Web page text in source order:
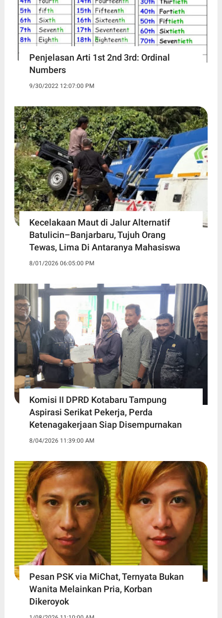
Penjelasan Arti 1st 2nd 3rd: Ordinal
Numbers
9/30/2022 12:07:00 PM
Kecelakaan Maut di Jalur Alternatif
Batulicin–Banjarbaru, Tujuh Orang
Tewas, Lima Di Antaranya Mahasiswa
8/01/2026 06:05:00 PM
Komisi II DPRD Kotabaru Tampung
Aspirasi Serikat Pekerja, Perda
Ketenagakerjaan Siap Disempurnakan
8/04/2026 11:39:00 AM
Pesan PSK via MiChat, Ternyata Bukan
Wanita Melainkan Pria, Korban
Dikeroyok